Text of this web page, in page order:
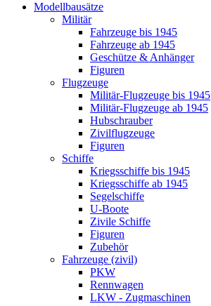
Modellbausätze
Militär
Fahrzeuge bis 1945
Fahrzeuge ab 1945
Geschütze & Anhänger
Figuren
Flugzeuge
Militär-Flugzeuge bis 1945
Militär-Flugzeuge ab 1945
Hubschrauber
Zivilflugzeuge
Figuren
Schiffe
Kriegsschiffe bis 1945
Kriegsschiffe ab 1945
Segelschiffe
U-Boote
Zivile Schiffe
Figuren
Zubehör
Fahrzeuge (zivil)
PKW
Rennwagen
LKW - Zugmaschinen